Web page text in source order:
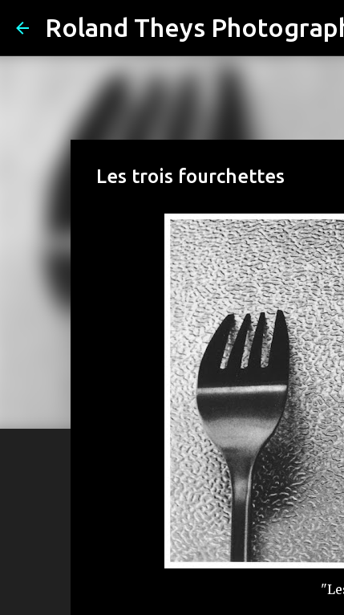
Roland Theys
Les trois fourchettes